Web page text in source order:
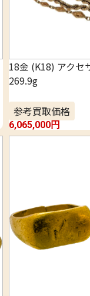
18金 (K18) アクセ
269.9g
参考買取価格
6,065,000円